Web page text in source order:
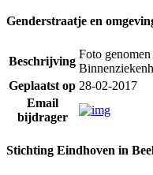
Genderstraatje en
Beschrijving
Foto
Geplaatst op 28-02-2017
Email
bijdrager
Stichting Eindhoven in